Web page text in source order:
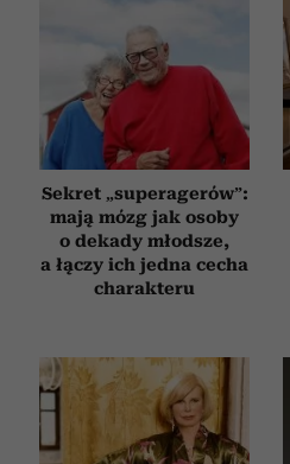
Sekret „superagerów”:
mają mózg jak osoby
o dekady młodsze,
a łączy ich jedna cecha
charakteru